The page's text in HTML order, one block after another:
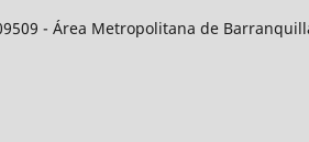
- Área Metropolitana de